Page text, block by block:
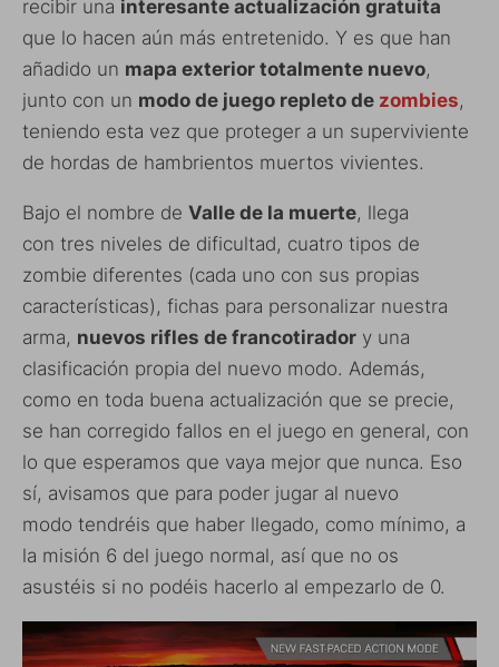
recibir una interesante actualización gratuita
que lo hacen aún más entretenido. Y es que han
añadido un mapa exterior totalmente nuevo,
junto con un modo de juego repleto de zombies,
teniendo esta vez que proteger a un superviviente
de hordas de hambrientos muertos vivientes.
Bajo el nombre de Valle de la muerte, llega
con tres niveles de dificultad, cuatro tipos de
zombie diferentes (cada uno con sus propias
características), fichas para personalizar nuestra
arma, nuevos rifles de francotirador y una
clasificación propia del nuevo modo. Además,
como en toda buena actualización que se precie,
se han corregido fallos en el juego en general, con
lo que esperamos que vaya mejor que nunca. Eso
sí, avisamos que para poder jugar al nuevo
modo tendréis que haber llegado, como mínimo, a
la misión 6 del juego normal, así que no os
asustéis si no podéis hacerlo al empezarlo de 0.